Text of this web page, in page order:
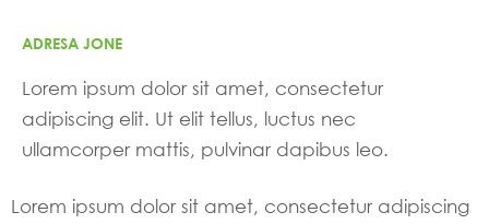
ADRESA JONE
Lorem ipsum dolor sit amet, consectetur
adipiscing elit. Ut elit tellus, luctus nec
ullamcorper mattis, pulvinar dapibus leo.
Lorem ipsum dolor sit amet, consectetur adipiscing